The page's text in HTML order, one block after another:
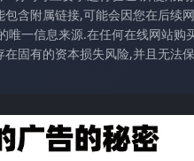
含附属链接,可能会因您在后续
一信息来源.在任何在线网站购
固有的资本损失风险,并且无法